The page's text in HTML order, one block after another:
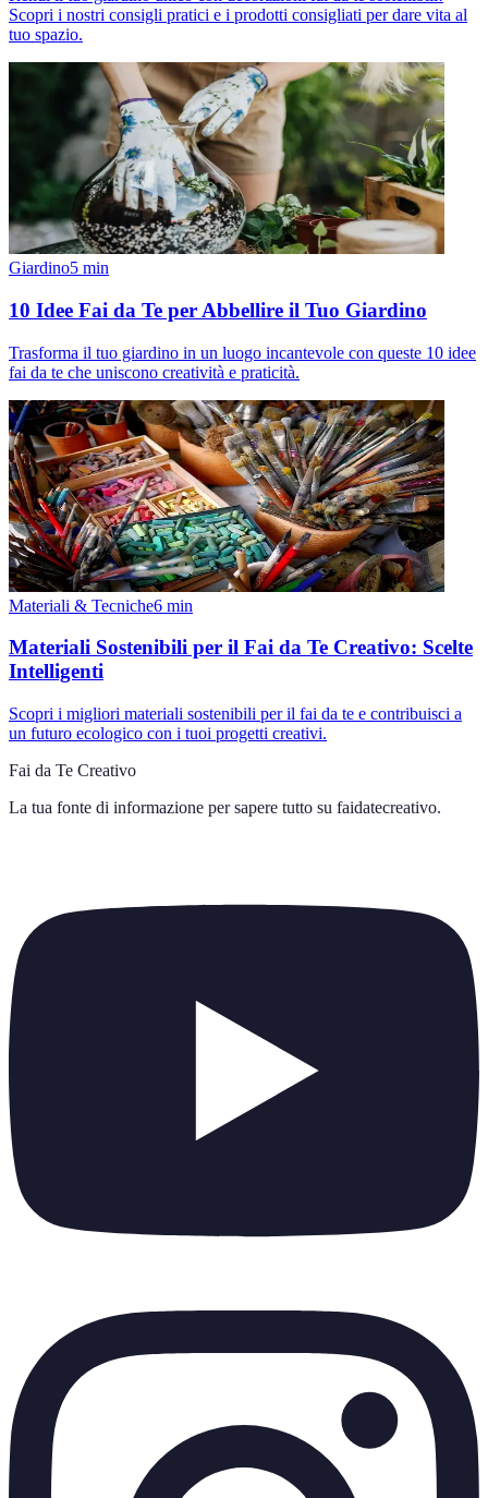
Scopri i nostri consigli pratici e i prodotti consigliati per dare vita al
tuo spazio.
Giardino5 min
10 Idee Fai da Te per Abbellire il Tuo Giardino
Trasforma il tuo giardino in un luogo incantevole con queste 10 idee
fai da te che uniscono creatività e praticità.
Materiali & Tecniche6 min
Materiali Sostenibili per il Fai da Te Creativo: Scelte
Intelligenti
Scopri i migliori materiali sostenibili per il fai da te e contribuisci a
un futuro ecologico con i tuoi progetti creativi.
Fai da Te Creativo
La tua fonte di informazione per sapere tutto su faidatecreativo.